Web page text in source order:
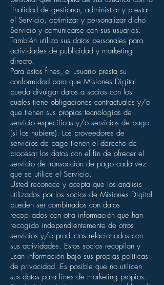
finalidad de gestionar, administrar y prestar
el Servicio, optimizar y personalizar dicho
Servicio y comunicarse con sus usuarios.
También utiliza sus datos personales para
actividades de publicidad y marketing
directo.
Para estos fines, el usuario presta su
conformidad para que Misiones Digital
pueda divulgar datos a socios con los
cuales tiene obligaciones contractuales y/o
que tienen sus propias tecnologías de
servicio específicas y/o servicios de pago
(si los hubiere). Los proveedores de
servicios de pago tienen el derecho de
procesar los datos con el fin de ofrecer el
servicio de transacción de pago cada vez
que se utilice el Servicio.
Usted reconoce y acepta que los análisis
utilizados por los socios de Misiones Digital
pueden ser combinados con datos
recopilados con otra información que han
recogido independientemente de otros
servicios y/o productos relacionados con
sus actividades. Estos socios recopilan y
usan información bajo sus propias políticas
de privacidad. Es posible que no utilicen
sus datos para fines de marketing propios.